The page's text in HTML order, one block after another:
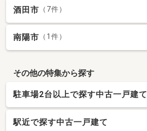
酒田市 （7件）
南陽市 （1件）
その他の特集から探す
駐車場2台以上で探す中古一戸建て
駅近で探す中古一戸建て